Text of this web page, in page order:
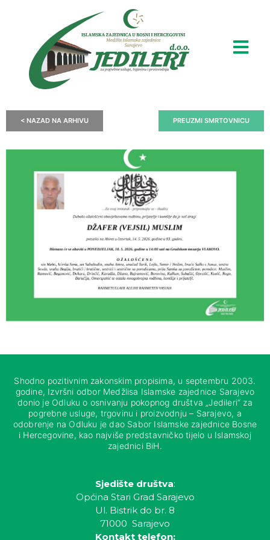
< NAZAD NA ARHIVU PREUZMI SMRTOVNICU
Shodno pozitivnim zakonskim propisima, u septembru 2003.
godine, Izvršni odbor Medžlisa Islamske zajednice Sarajevo
donio je Odluku o osnivanju pokopnog društva „Jedileri“ za
pogrebne usluge, trgovinu i proizvodnju – Sarajevo, a
odobrenje na Odluku je dao Sabor Islamske zajednice Bosne
i Hercegovine, kao najviše predstavničko tijelo u Islamskoj
zajednici BiH.
Sjedište društva:
Općina Stari Grad Sarajevo
Ul. Bistrik do br. 8
71000 Sarajevo
Kontakt telefon: